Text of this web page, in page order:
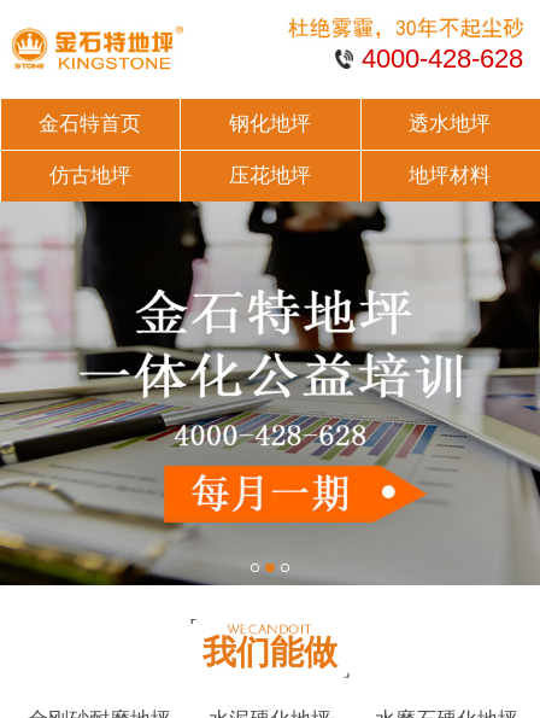
4000-428-628
金石特首页 钢化地坪 透水地坪
仿古地坪 压花地坪 地坪材料
我们能做